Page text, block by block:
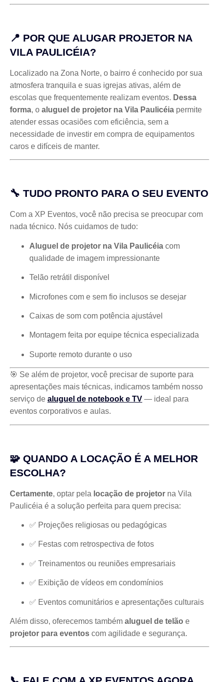
📍 POR QUE ALUGAR PROJETOR NA
VILA PAULICÉIA?
Localizado na Zona Norte, o bairro é conhecido por sua
atmosfera tranquila e suas igrejas ativas, além de
escolas que frequentemente realizam eventos. Dessa
forma, o aluguel de projetor na Vila Paulicéia permite
atender essas ocasiões com eficiência, sem a
necessidade de investir em compra de equipamentos
caros e difíceis de manter.
🔧 TUDO PRONTO PARA O SEU EVENTO
Com a XP Eventos, você não precisa se preocupar com
nada técnico. Nós cuidamos de tudo:
Aluguel de projetor na Vila Paulicéia com
qualidade de imagem impressionante
Telão retrátil disponível
Microfones com e sem fio inclusos se desejar
Caixas de som com potência ajustável
Montagem feita por equipe técnica especializada
Suporte remoto durante o uso
🎯 Se além de projetor, você precisar de suporte para
apresentações mais técnicas, indicamos também nosso
serviço de aluguel de notebook e TV — ideal para
eventos corporativos e aulas.
🧩 QUANDO A LOCAÇÃO É A MELHOR
ESCOLHA?
Certamente, optar pela locação de projetor na Vila
Paulicéia é a solução perfeita para quem precisa:
✅ Projeções religiosas ou pedagógicas
✅ Festas com retrospectiva de fotos
✅ Treinamentos ou reuniões empresariais
✅ Exibição de vídeos em condomínios
✅ Eventos comunitários e apresentações culturais
Além disso, oferecemos também aluguel de telão e
projetor para eventos com agilidade e segurança.